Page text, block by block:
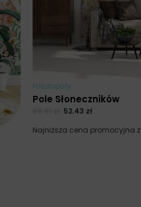
Fototapety
Pole Słoneczników
52.43 zł
Najniższa cena promocyjna